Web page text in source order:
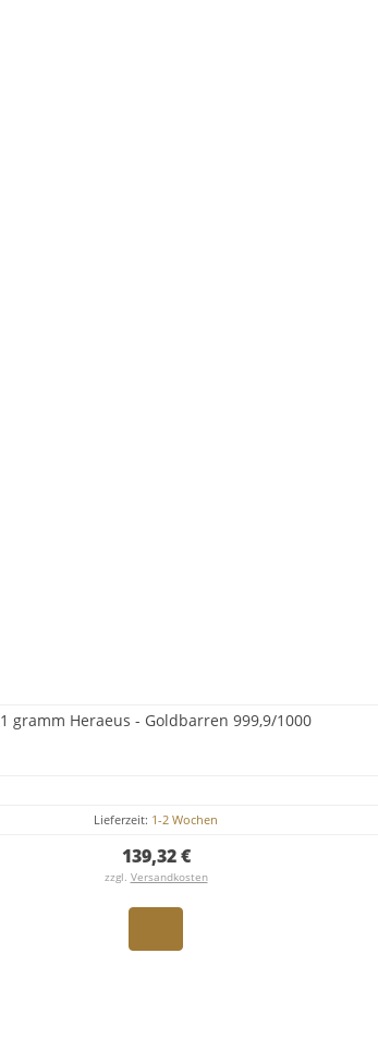
1 gramm Heraeus - Goldbarren 999,9/1000
Lieferzeit: 1-2 Wochen
139,32 €
zzgl. Versandkosten